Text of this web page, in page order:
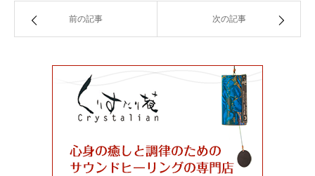
前の記事 次の記事